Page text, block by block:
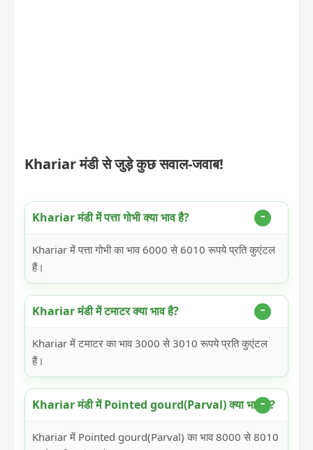
Khariar मंडी से जुड़े कुछ सवाल-जवाब!
Khariar मंडी में पत्ता गोभी क्या भाव है?
Khariar में पत्ता गोभी का भाव 6000 से 6010 रूपये प्रति कुएंटल
हैं।
Khariar मंडी में टमाटर क्या भाव है?
Khariar में टमाटर का भाव 3000 से 3010 रूपये प्रति कुएंटल
हैं।
Khariar मंडी में Pointed gourd(Parval) क्या भाव है?
Khariar में Pointed gourd(Parval) का भाव 8000 से 8010